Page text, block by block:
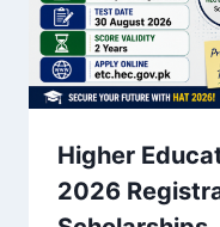
Higher
2026